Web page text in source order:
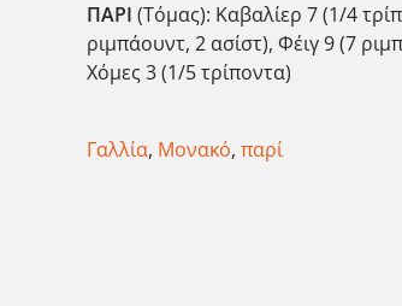
ΠΑΡΙ (Τόμας): Καβαλίερ 7 (1/4
ριμπάουντ, 2 ασίστ), Φέιγ 9 (7
Χόμες 3 (1/5 τρίποντα)
Γαλλία, Μονακό, παρί